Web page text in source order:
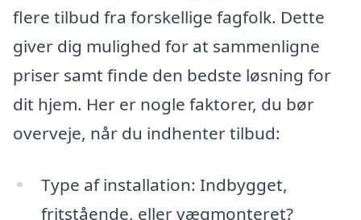
flere tilbud fra forskellige fagfolk. Dette
giver dig mulighed for at sammenligne
priser samt finde den bedste løsning for
dit hjem. Her er nogle faktorer, du bør
overveje, når du indhenter tilbud:
Type af installation: Indbygget,
fritstående, eller vægmonteret?